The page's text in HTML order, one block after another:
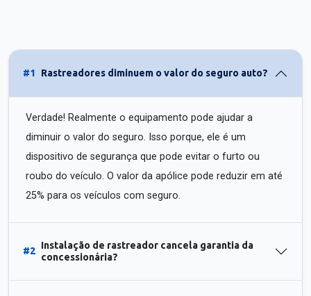
#1 Rastreadores diminuem o valor do seguro auto?
Verdade! Realmente o equipamento pode ajudar a
diminuir o valor do seguro. Isso porque, ele é um
dispositivo de segurança que pode evitar o furto ou
roubo do veículo. O valor da apólice pode reduzir em até
25% para os veículos com seguro.
#2
Instalação de rastreador cancela garantia da
concessionária?